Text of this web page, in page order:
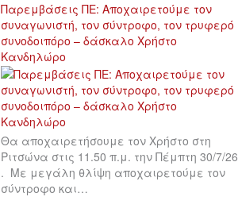
Παρεμβάσεις ΠΕ: Αποχαιρετούμε τον
συναγωνιστή, τον σύντροφο, τον τρυφερό
συνοδοιπόρο – δάσκαλο Χρήστο
Κανδηλώρο
Θα αποχαιρετήσουμε τον Χρήστο στη
Ριτσώνα στις 11.50 π.μ. την Πέμπτη 30/7/26
. Με μεγάλη θλίψη αποχαιρετούμε τον
σύντροφο και…